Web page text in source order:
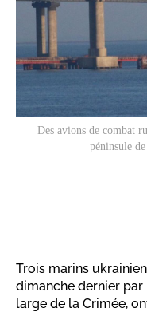
Des avions de combat
péninsule
Trois marins
dimanche dernier
large de la Crimée,